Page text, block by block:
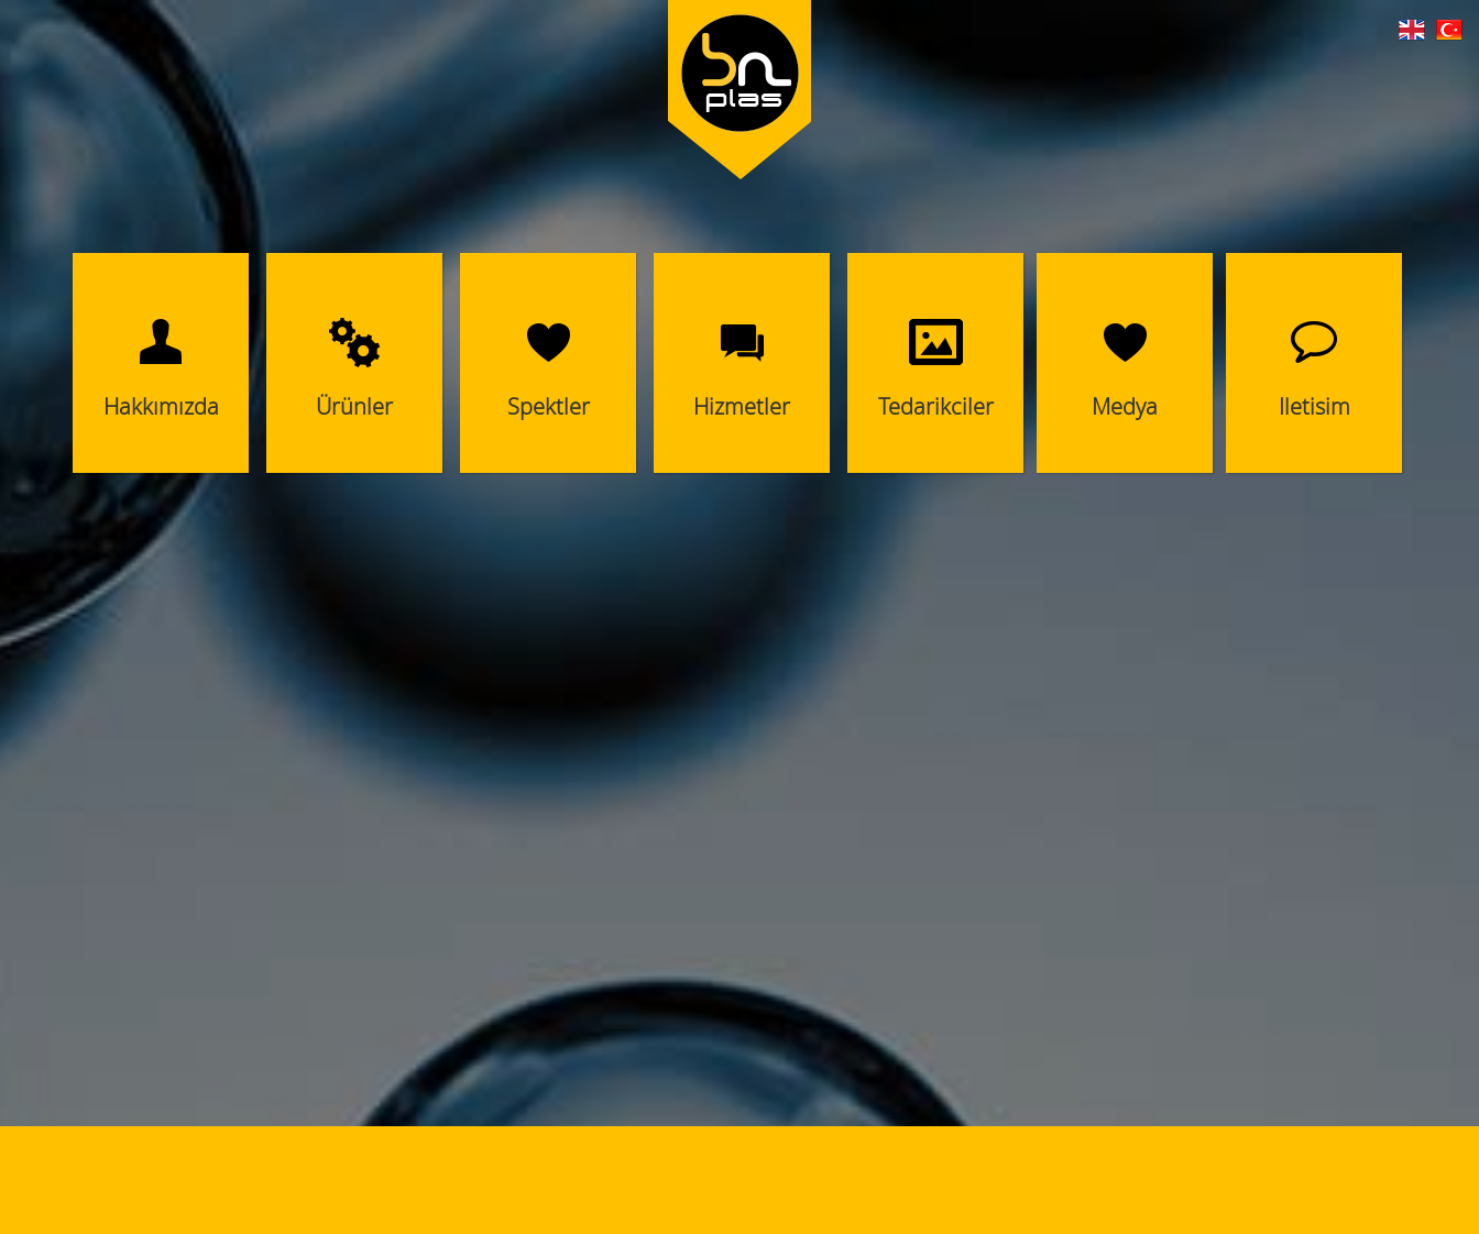
Hakkımızda Ürünler Spektler Hizmetler Tedarikciler Medya Iletisim